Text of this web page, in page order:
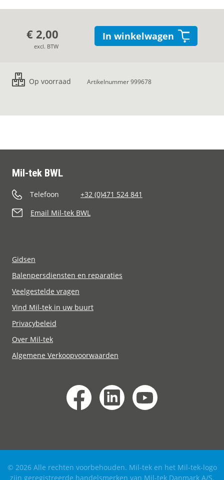
€ 2,00
excl. BTW
In winkelwagen
Op voorraad Artikelnummer 999678
Mil-tek BWL
Telefoon
+32 (0)471 524 841
Email Mil-tek BWL
Gidsen
Balenpersdiensten en reparaties
Veelgestelde vragen
Vind Mil-tek in uw buurt
Privacybeleid
Over Mil-tek
Algemene Verkoopvoorwaarden
© 2026 Alle rechten voorbehouden. Mil-tek en het Mil-tek-logo
zijn geregistreerde handelsmerken van Mil-tek Danmark A/S.